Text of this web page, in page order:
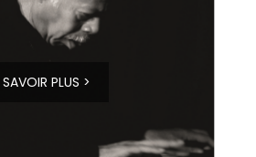
SAVOIR PLUS >